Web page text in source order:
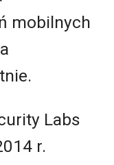
mobilnych
Labs
r.